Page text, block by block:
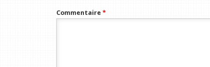
Commentaire *